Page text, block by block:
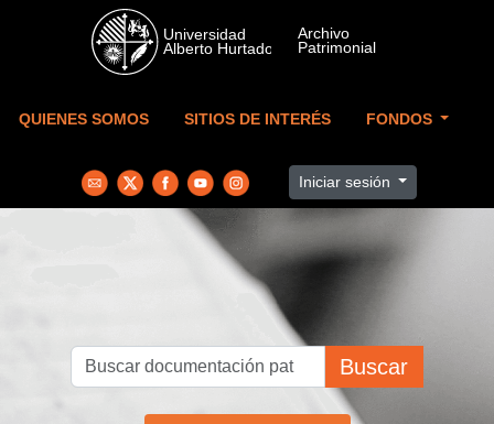
Skip to main content
QUIENES SOMOS SITIOS DE INTERÉS FONDOS
Iniciar sesión
Buscar